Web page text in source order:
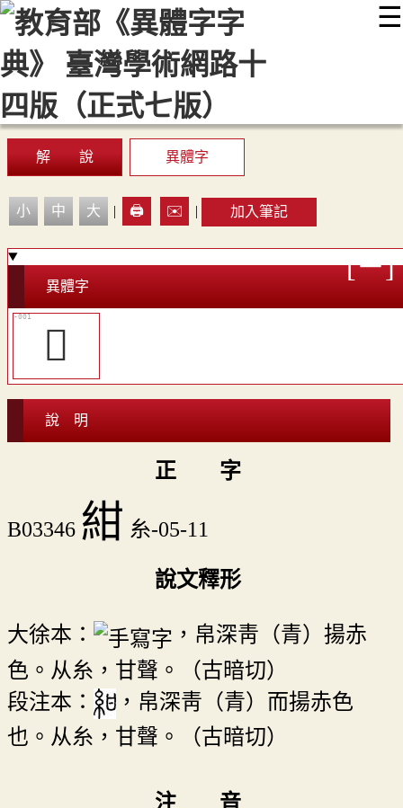
☰
::: 最新消息 常見問題 編輯說明
顯示模式
網站導覽
解 說 異體字
小 中 大 | 🖨️ ✉️ | 加入筆記
異體字
󸑨
說 明
正 字
B03346 紺 糸-05-11
說文釋形
大徐本：
，帛深靑（青）揚赤
色。从糸，甘聲。（古暗切）
段注本：
，帛深靑（青）而揚赤色
也。从糸，甘聲。（古暗切）
注 音